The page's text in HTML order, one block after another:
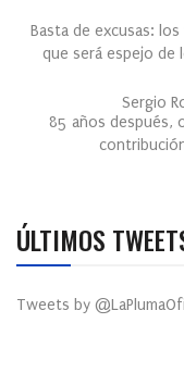
Basta de excusas:
que será espejo de
Sergio
85 años después,
ÚLTIMOS
Tweets by